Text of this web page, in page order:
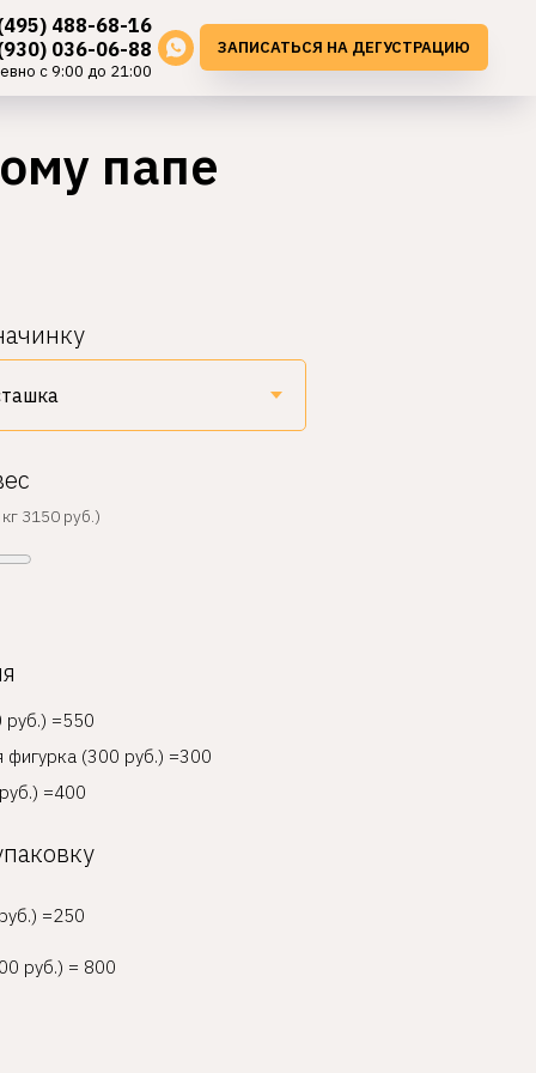
488-68-16
036-06-88
с 9:00 до 21:00
ЗАПИСАТЬСЯ НА ДЕГУСТРАЦИЮ
папе
3150 руб.)
руб.) =550
(300 руб.) =300
=400
=250
руб.) = 800